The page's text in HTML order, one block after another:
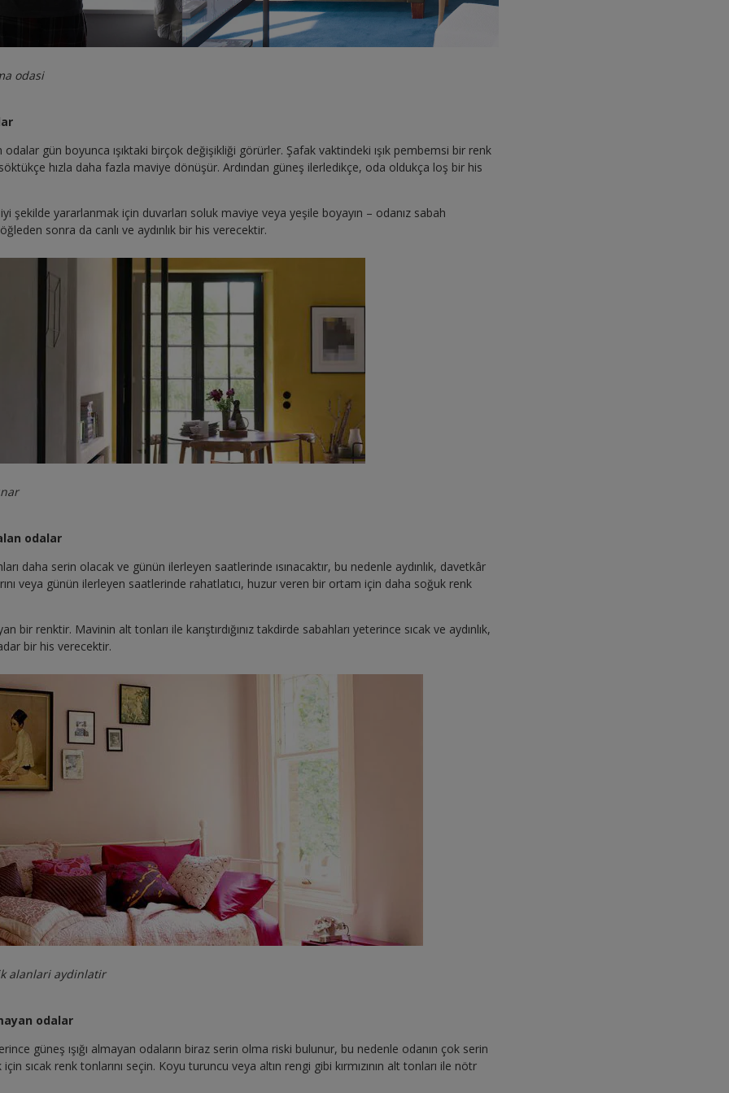
odasi
gün boyunca ışıktaki birçok değişikliği görürler. Şafak vaktindeki ışık pembemsi bir renk
hızla daha fazla maviye dönüşür. Ardından güneş ilerledikçe, oda oldukça loş bir his
şekilde yararlanmak için duvarları soluk maviye veya yeşile boyayın – odanız sabah
sonra da canlı ve aydınlık bir his verecektir.
odalar
daha serin olacak ve günün ilerleyen saatlerinde ısınacaktır, bu nedenle aydınlık, davetkâr
veya günün ilerleyen saatlerinde rahatlatıcı, huzur veren bir ortam için daha soğuk renk
bir renktir. Mavinin alt tonları ile karıştırdığınız takdirde sabahları yeterince sıcak ve aydınlık,
bir his verecektir.
alanlari aydinlatir
odalar
güneş ışığı almayan odaların biraz serin olma riski bulunur, bu nedenle odanın çok serin
sıcak renk tonlarını seçin. Koyu turuncu veya altın rengi gibi kırmızının alt tonları ile nötr